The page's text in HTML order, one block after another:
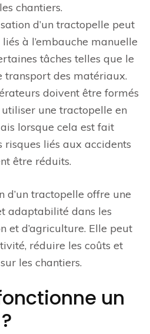
chantiers.
d’un tractopelle peut
à l’embauche manuelle
tâches telles que le
transport des matériaux.
doivent être formés
une tractopelle en
lorsque cela est fait
risques liés aux accidents
être réduits.
d’un tractopelle offre une
adaptabilité dans les
et d’agriculture. Elle peut
réduire les coûts et
les chantiers.
un